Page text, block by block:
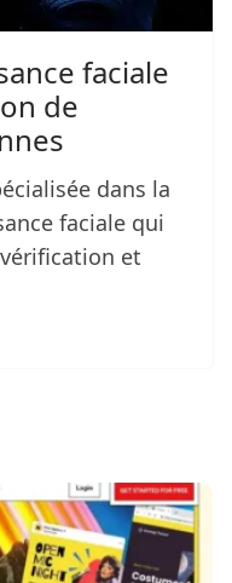
faciale
de
dans la
faciale qui
et